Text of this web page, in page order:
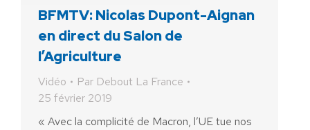
BFMTV: Nicolas Dupont-Aignan
en direct du Salon de
l’Agriculture
Vidéo Par Debout La France
25 février 2019
« Avec la complicité de Macron, l’UE tue nos